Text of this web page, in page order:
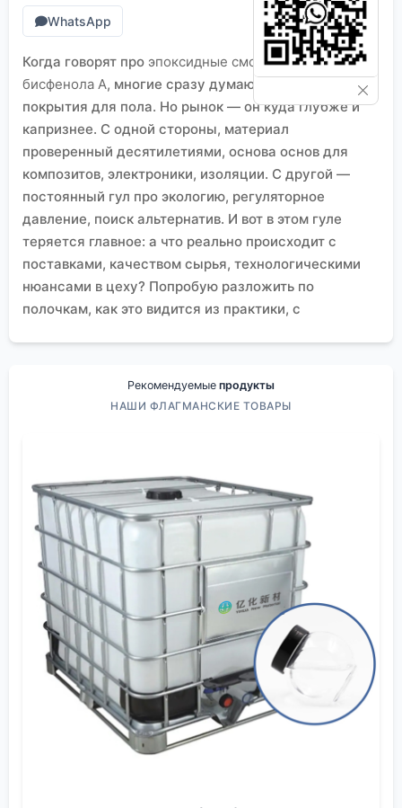
WhatsApp
Когда говорят про эпоксидные смолы на основе
бисфенола A, многие сразу думают про клей или
покрытия для пола. Но рынок — он куда глубже и
капризнее. С одной стороны, материал
проверенный десятилетиями, основа основ для
композитов, электроники, изоляции. С другой —
постоянный гул про экологию, регуляторное
давление, поиск альтернатив. И вот в этом гуле
теряется главное: а что реально происходит с
поставками, качеством сырья, технологическими
нюансами в цеху? Попробую разложить по
полочкам, как это видится из практики, с
Сейчас основное напряжение на рынке — между
высокоочищенные марки. Если для строительных
клеев или простых отливок подходит стандартная
смола, то для электроники, особенно для
эпоксидных смол в подложках ИС или изоляции в
литий-ионных аккумуляторах, нужна практически
фармацевтическая чистота. И здесь начинаются
сложности. Многие поставщики декларируют
высокие характеристики, но на практике партия к
партии бывают расхождения по ионным примесям,
цветности, вязкости. Сам сталкивался, когда
закупали для одного проекта по ЖК-дисплеям —
пришлось отбраковать две партии из-за
микроскопического, но критичного для
Рекомендуемые продукты
НАШИ ФЛАГМАНСКИЕ ТОВАРЫ